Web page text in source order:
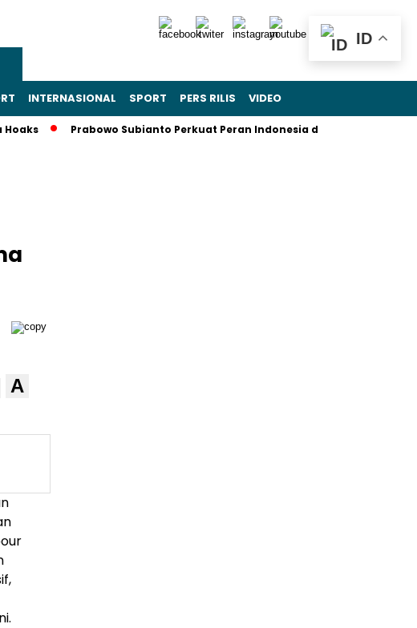
INTERNASIONAL SPORT PERS RILIS VIDEO
Prabowo Subianto Perkuat Peran Indonesia di Forum BIMP–EAGA
A
ID